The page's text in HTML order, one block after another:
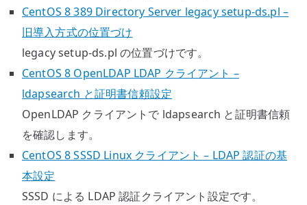
CentOS 8 389 Directory Server legacy setup-ds.pl –
旧導入方式の位置づけ
legacy setup-ds.pl の位置づけです。
CentOS 8 OpenLDAP LDAP クライアント –
ldapsearch と証明書信頼設定
OpenLDAP クライアントで ldapsearch と証明書信頼
を確認します。
CentOS 8 SSSD Linux クライアント – LDAP 認証の基
本設定
SSSD による LDAP 認証クライアント設定です。